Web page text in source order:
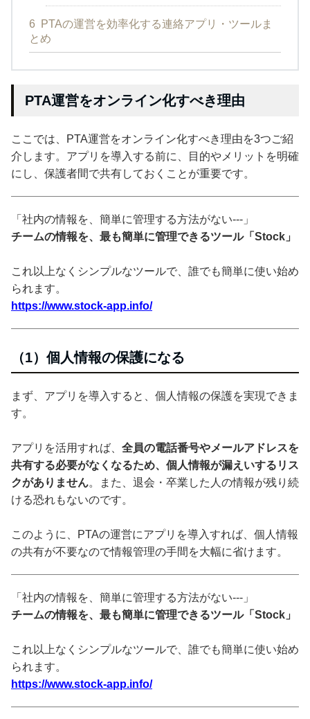
6
PTAの運営を効率化する連絡アプリ・ツールま
とめ
PTA運営をオンライン化すべき理由
ここでは、PTA運営をオンライン化すべき理由を3つご紹
介します。アプリを導入する前に、目的やメリットを明確
にし、保護者間で共有しておくことが重要です。
「社内の情報を、簡単に管理する方法がない---」
チームの情報を、最も簡単に管理できるツール「Stock」
これ以上なくシンプルなツールで、誰でも簡単に使い始め
られます。
https://www.stock-app.info/
（1）個人情報の保護になる
まず、アプリを導入すると、個人情報の保護を実現できま
す。
アプリを活用すれば、 全員の電話番号やメールアドレスを
共有する必要がなくなるため、個人情報が漏えいするリス
クがありません。また、退会・卒業した人の情報が残り続
ける恐れもないのです。
このように、PTAの運営にアプリを導入すれば、個人情報
の共有が不要なので情報管理の手間を大幅に省けます。
「社内の情報を、簡単に管理する方法がない---」
チームの情報を、最も簡単に管理できるツール「Stock」
これ以上なくシンプルなツールで、誰でも簡単に使い始め
られます。
https://www.stock-app.info/